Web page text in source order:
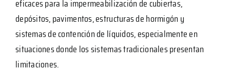
eficaces para la impermeabilización de cubiertas,
depósitos, pavimentos, estructuras de hormigón y
sistemas de contención de líquidos, especialmente en
situaciones donde los sistemas tradicionales presentan
limitaciones.